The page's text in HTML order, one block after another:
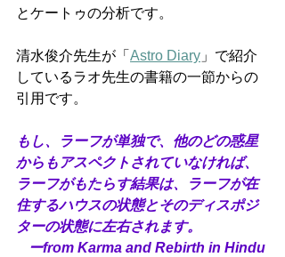
とケートゥの分析です。
清水俊介先生が「 Astro Diary 」で紹介
しているラオ先生の書籍の一節からの
引用です。
もし、ラーフが単独で、他のどの惑星
からもアスペクトされていなければ、
ラーフがもたらす結果は、ラーフが在
住するハウスの状態とそのディスポジ
ターの状態に左右されます。
ーfrom Karma and Rebirth in Hindu